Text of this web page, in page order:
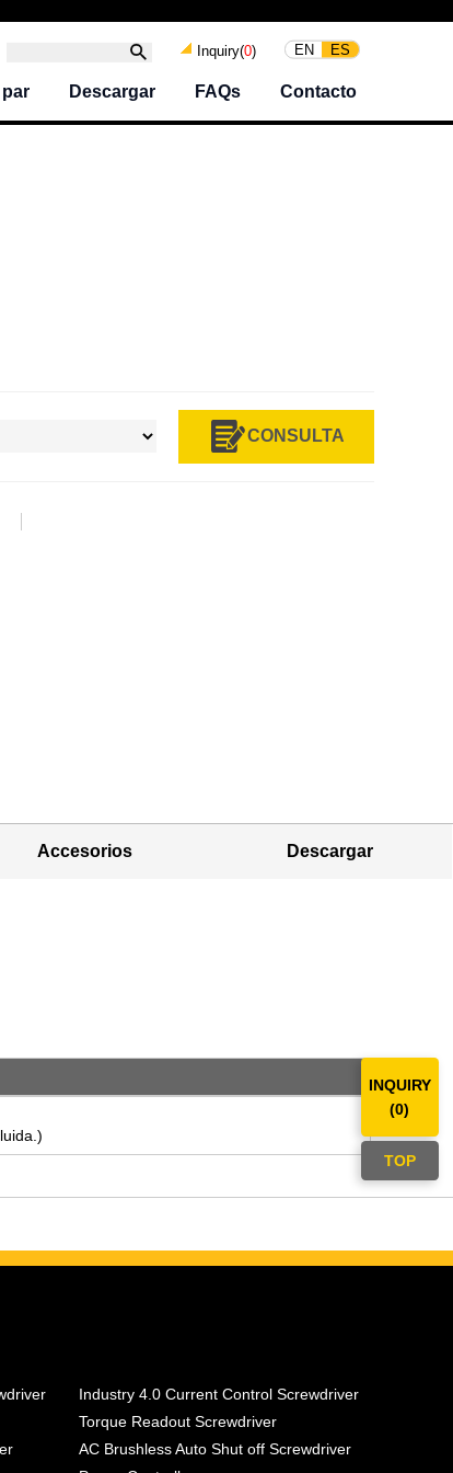
Inquiry(0) EN ES
Descargar FAQs Contacto
INQUIRY
(0)
TOP
CONSULTA
Accesorios Descargar
Industry 4.0 Current Control Screwdriver
Torque Readout Screwdriver
AC Brushless Auto Shut off Screwdriver